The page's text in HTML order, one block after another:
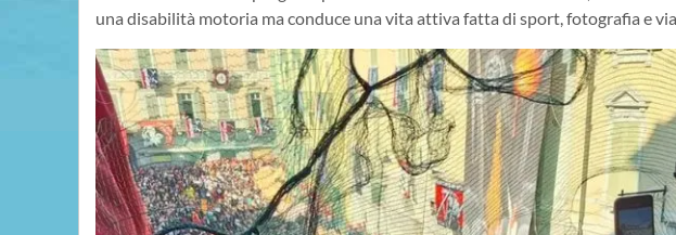
una disabilità motoria ma conduce una vita attiva fatta di sport, fotografia e